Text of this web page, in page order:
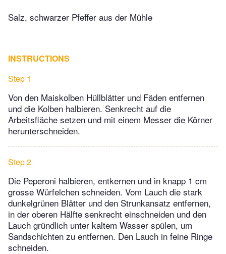
Salz, schwarzer Pfeffer aus der Mühle
INSTRUCTIONS
Step 1
Von den Maiskolben Hüllblätter und Fäden entfernen
und die Kolben halbieren. Senkrecht auf die
Arbeitsfläche setzen und mit einem Messer die Körner
herunterschneiden.
Step 2
Die Peperoni halbieren, entkernen und in knapp 1 cm
grosse Würfelchen schneiden. Vom Lauch die stark
dunkelgrünen Blätter und den Strunkansatz entfernen,
in der oberen Hälfte senkrecht einschneiden und den
Lauch gründlich unter kaltem Wasser spülen, um
Sandschichten zu entfernen. Den Lauch in feine Ringe
schneiden.